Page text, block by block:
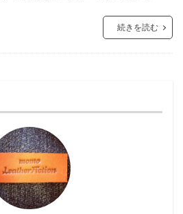
続きを読む